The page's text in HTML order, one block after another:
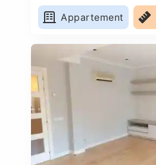
Appartement